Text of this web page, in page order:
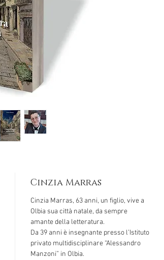
Cinzia Marras
Cinzia Marras, 63 anni, un figlio, vive a
Olbia sua città natale, da sempre
amante della letteratura.
Da 39 anni è insegnante presso l’Istituto
privato multidisciplinare “Alessandro
Manzoni” in Olbia.